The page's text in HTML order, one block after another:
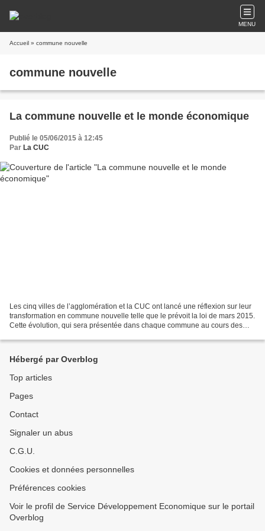
MENU
Accueil » commune nouvelle
commune nouvelle
La commune nouvelle et le monde économique
Publié le 05/06/2015 à 12:45
Par La CUC
Les cinq villes de l’agglomération et la CUC ont lancé une réflexion sur leur
transformation en commune nouvelle telle que le prévoit la loi de mars 2015.
Cette évolution, qui sera présentée dans chaque commune au cours des
Hébergé par Overblog
Top articles
Pages
Contact
Signaler un abus
C.G.U.
Cookies et données personnelles
Préférences cookies
Voir le profil de Service Développement Economique sur le portail
Overblog